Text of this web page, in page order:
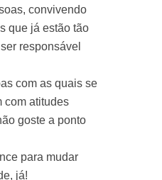
convivendo
que já estão tão
responsável
com as quais se
com atitudes
goste a ponto
para mudar
já!